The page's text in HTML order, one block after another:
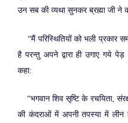
उन सब की व्यथा सुनकर ब्रह्मा जी ने
“मैं परिस्थितियों को भली प्रकार
है परन्तु अपने द्वारा ही उगाए गये
कहा:
“भगवान शिव सृष्टि के रचयिता,
की कंदराओं में अपनी तपस्या में लीन